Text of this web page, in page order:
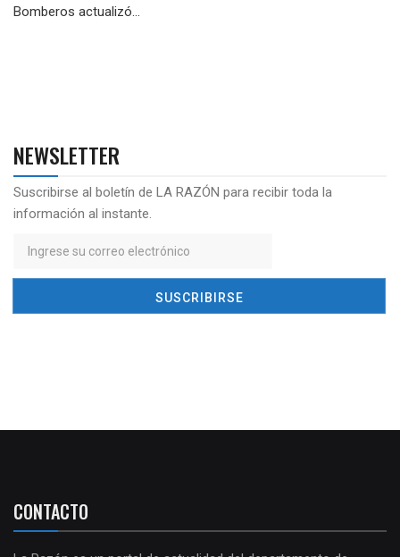
Bomberos actualizó...
NEWSLETTER
Suscribirse al boletín de LA RAZÓN para recibir toda la
información al instante.
CONTACTO